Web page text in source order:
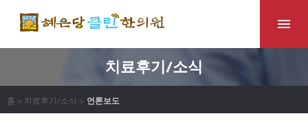
치료후기/소식
홈 > 치료후기/소식 > 언론보도